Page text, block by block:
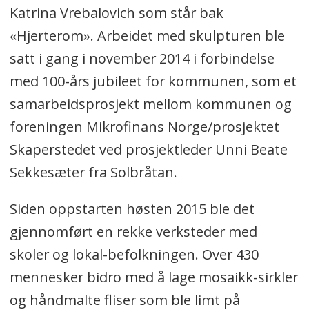
Katrina Vrebalovich som står bak
«Hjerterom». Arbeidet med skulpturen ble
satt i gang i november 2014 i forbindelse
med 100-års jubileet for kommunen, som et
samarbeidsprosjekt mellom kommunen og
foreningen Mikrofinans Norge/prosjektet
Skaperstedet ved prosjektleder Unni Beate
Sekkesæter fra Solbråtan.
Siden oppstarten høsten 2015 ble det
gjennomført en rekke verksteder med
skoler og lokal-befolkningen. Over 430
mennesker bidro med å lage mosaikk-sirkler
og håndmalte fliser som ble limt på